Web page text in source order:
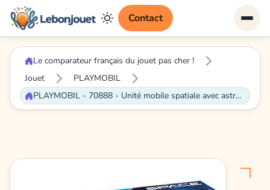
Contact
Le comparateur français du jouet pas cher !
Jouet
PLAYMOBIL
PLAYMOBIL - 70888 - Unité mobile spatiale avec astronautes et navette